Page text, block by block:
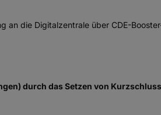
die Digitalzentrale über CDE-
durch das Setzen von